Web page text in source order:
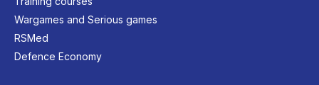
Wargames and Serious games
RSMed
Defence Economy